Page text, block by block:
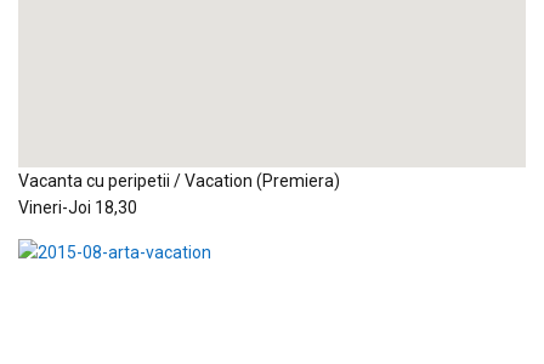
Vacanta cu peripetii / Vacation (Premiera)
Vineri-Joi 18,30